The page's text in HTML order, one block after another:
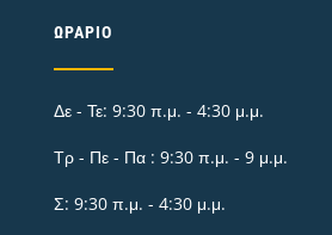
ΩΡΆΡΙΟ
Δε - Τε: 9:30 π.μ. - 4:30 μ.μ.
Τρ - Πε - Πα : 9:30 π.μ. - 9 μ.μ.
Σ: 9:30 π.μ. - 4:30 μ.μ.